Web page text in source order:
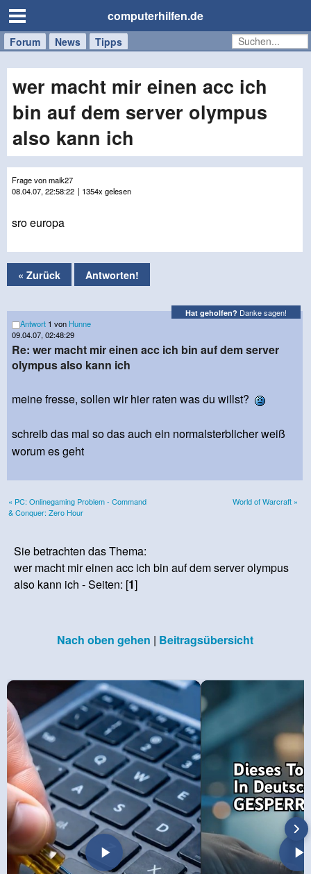
computerhilfen.de
Forum News Tipps
Handy
Tablet
Windows
Mac
wer macht mir einen acc ich
bin auf dem server olympus
also kann ich
Frage von maik27
08.04.07, 22:58:22 | 1354x gelesen
sro europa
« Zurück Antworten!
Hat geholfen? Danke sagen!
Antwort 1 von Hunne
09.04.07, 02:48:29
Re: wer macht mir einen acc ich bin auf dem server
olympus also kann ich
meine fresse, sollen wir hier raten was du willst?
schreib das mal so das auch ein normalsterblicher weiß
worum es geht
« PC: Onlinegaming Problem - Command
& Conquer: Zero Hour
World of Warcraft »
Sie betrachten das Thema:
wer macht mir einen acc ich bin auf dem server olympus
also kann ich - Seiten: [1]
Nach oben gehen | Beitragsübersicht